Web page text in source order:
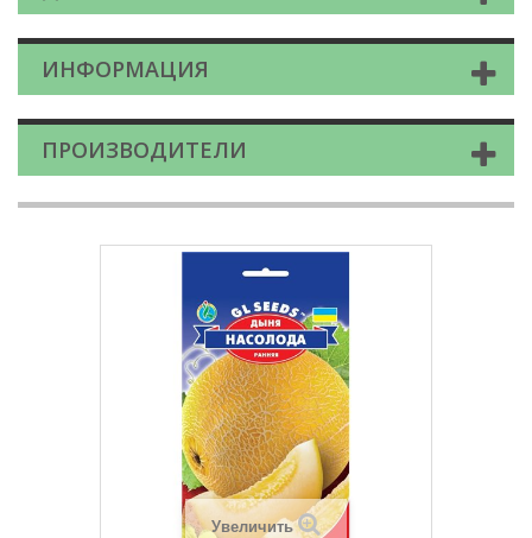
ИНФОРМАЦИЯ
ПРОИЗВОДИТЕЛИ
Увеличить